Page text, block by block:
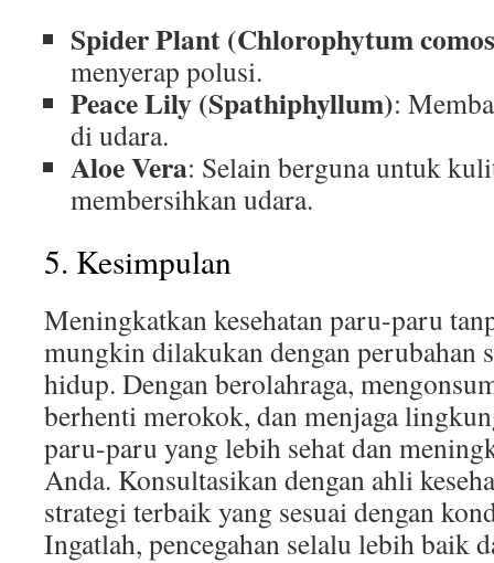
Spider Plant (Chlorophytum
menyerap polusi.
Peace Lily (Spathiphyllum):
di udara.
Aloe Vera: Selain berguna untuk
membersihkan udara.
5. Kesimpulan
Meningkatkan kesehatan paru-paru
mungkin dilakukan dengan perubahan
hidup. Dengan berolahraga,
berhenti merokok, dan menjaga
paru-paru yang lebih sehat dan
Anda. Konsultasikan dengan ahli
strategi terbaik yang sesuai dengan
Ingatlah, pencegahan selalu lebih baik